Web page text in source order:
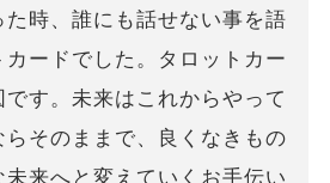
た時、誰にも話せない事を語
ードでした。タロットカー
です。未来はこれからやって
そのままで、良くなきもの
来へと変えていくお手伝い